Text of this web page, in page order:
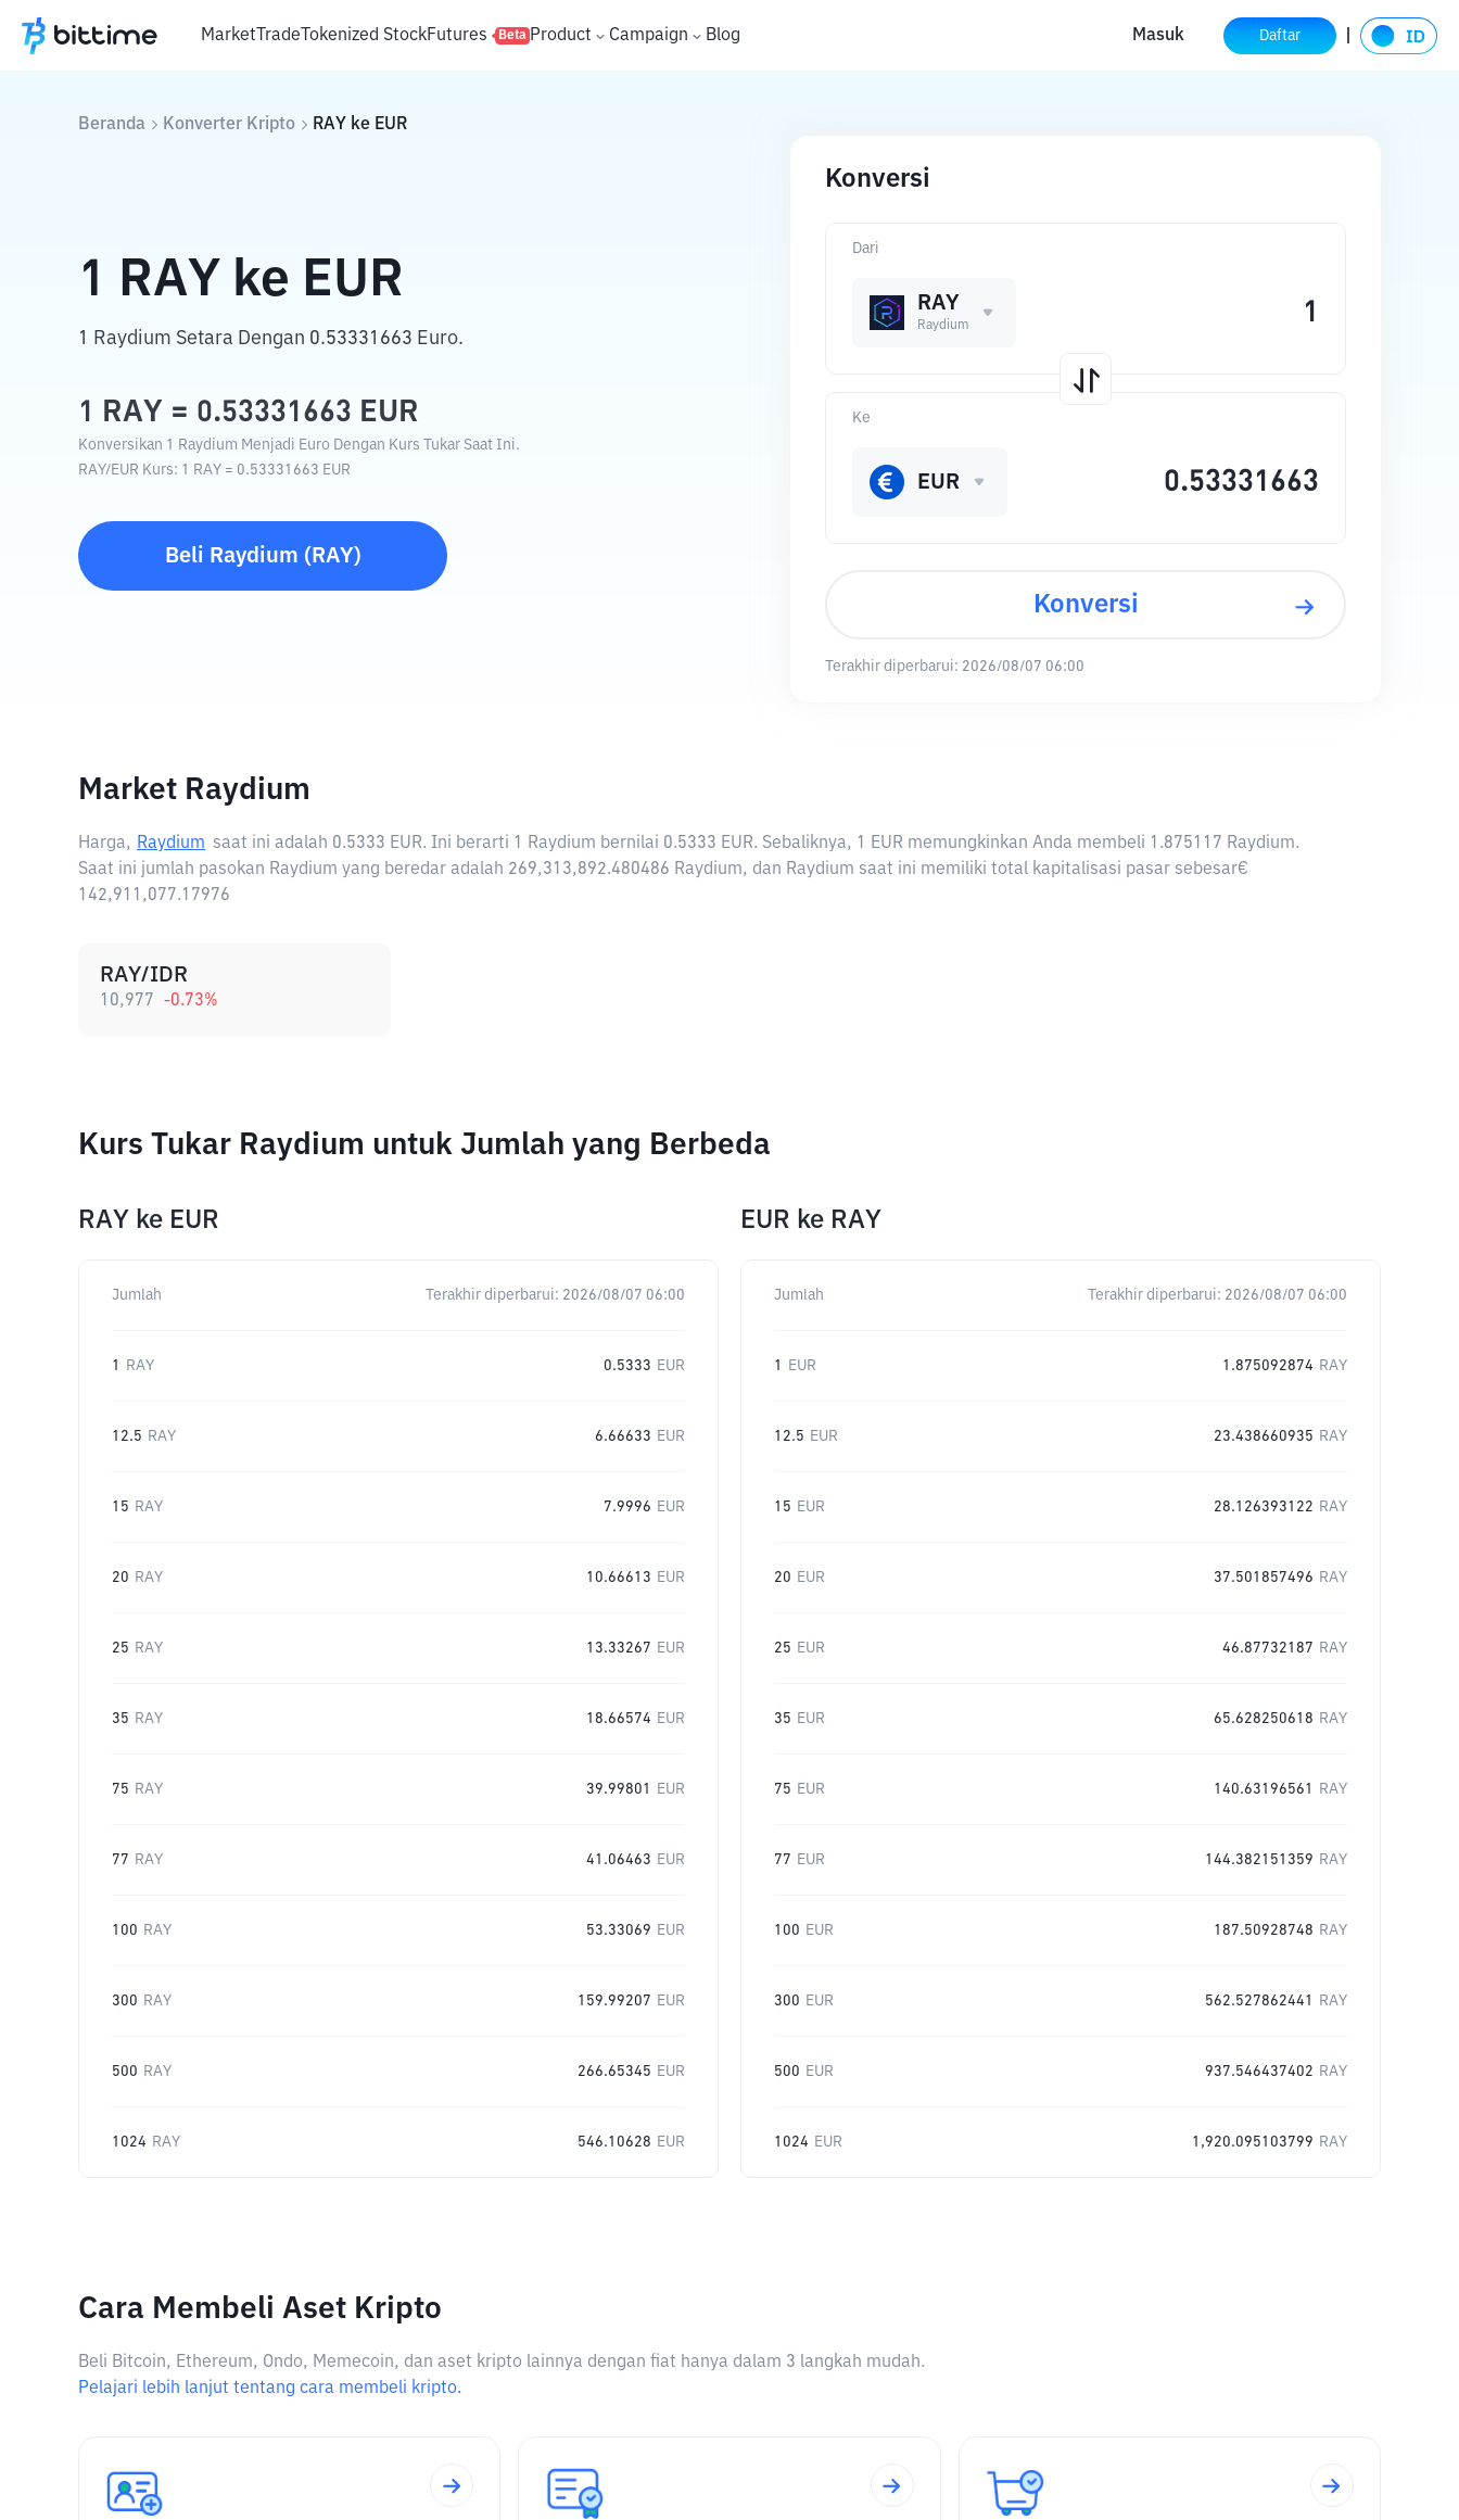
MarketTradeTokenized StockFutures Beta Product Campaign Blog Masuk Daftar
Beranda Konverter Kripto RAY ke EUR
1 RAY ke EUR
1 Raydium Setara Dengan 0.53331663 Euro.
1 RAY = 0.53331663 EUR
Konversikan 1 Raydium Menjadi Euro Dengan Kurs Tukar Saat Ini.
RAY/EUR Kurs: 1 RAY = 0.53331663 EUR
Beli Raydium ( RAY)
Konversi
Dari
RAY
Raydium
Ke
EUR
Konversi
Terakhir diperbarui: 2026/08/07 06:00
Market Raydium
Harga, Raydium saat ini adalah 0.5333 EUR. Ini berarti 1 Raydium bernilai 0.5333 EUR. Sebaliknya, 1 EUR memungkinkan Anda membeli 1.875117 Raydium.
Saat ini jumlah pasokan Raydium yang beredar adalah 269,313,892.480486 Raydium, dan Raydium saat ini memiliki total kapitalisasi pasar sebesar€
142,911,077.17976
RAY/IDR
10,977 -0.73%
Kurs Tukar Raydium untuk Jumlah yang Berbeda
RAY ke EUR
Jumlah Terakhir diperbarui: 2026/08/07 06:00
1 RAY 0.5333 EUR
12.5 RAY 6.66633 EUR
15 RAY 7.9996 EUR
20 RAY 10.66613 EUR
25 RAY 13.33267 EUR
35 RAY 18.66574 EUR
75 RAY 39.99801 EUR
77 RAY 41.06463 EUR
100 RAY 53.33069 EUR
300 RAY 159.99207 EUR
500 RAY 266.65345 EUR
1024 RAY 546.10628 EUR
EUR ke RAY
Jumlah Terakhir diperbarui: 2026/08/07 06:00
1 EUR 1.875092874 RAY
12.5 EUR 23.438660935 RAY
15 EUR 28.126393122 RAY
20 EUR 37.501857496 RAY
25 EUR 46.87732187 RAY
35 EUR 65.628250618 RAY
75 EUR 140.63196561 RAY
77 EUR 144.382151359 RAY
100 EUR 187.50928748 RAY
300 EUR 562.527862441 RAY
500 EUR 937.546437402 RAY
1024 EUR 1,920.095103799 RAY
Cara Membeli Aset Kripto
Beli Bitcoin, Ethereum, Ondo, Memecoin, dan aset kripto lainnya dengan fiat hanya dalam 3 langkah mudah.
Pelajari lebih lanjut tentang cara membeli kripto.